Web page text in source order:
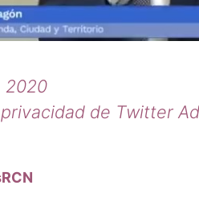
2020
de Twitter